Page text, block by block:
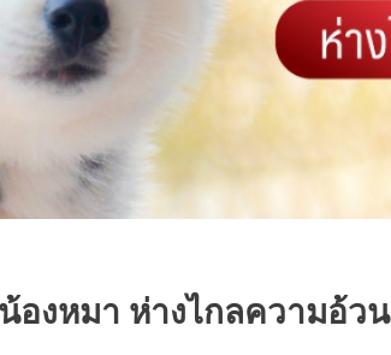
องหมา ห่างไกลความอ้วน